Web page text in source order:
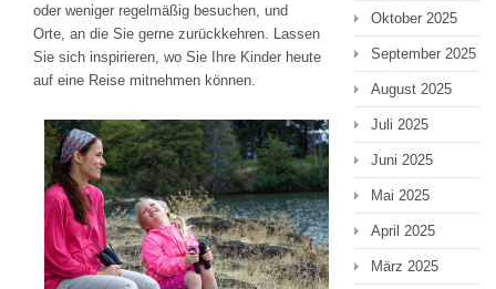
oder weniger regelmäßig besuchen, und
Orte, an die Sie gerne zurückkehren. Lassen
Sie sich inspirieren, wo Sie Ihre Kinder heute
auf eine Reise mitnehmen können.
Oktober 2025
September 2025
August 2025
Juli 2025
Juni 2025
Mai 2025
April 2025
März 2025